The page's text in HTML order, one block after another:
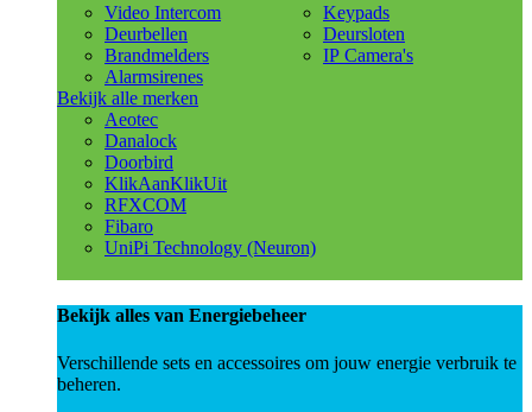
Video Intercom
Deurbellen
Brandmelders
Alarmsirenes
Keypads
Deursloten
IP Camera's
Bekijk alle merken
Aeotec
Danalock
Doorbird
KlikAanKlikUit
RFXCOM
Fibaro
UniPi Technology (Neuron)
Bekijk alles van Energiebeheer
Verschillende sets en accessoires om jouw energie verbruik te
beheren.